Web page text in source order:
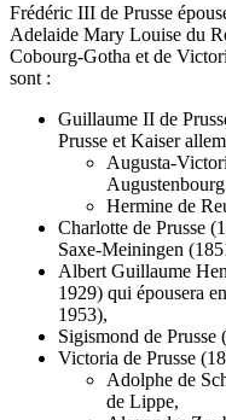
Frédéric III de Prusse
Adelaide Mary Louise du
Cobourg-Gotha et de
sont :
Guillaume II de
Prusse et Kaiser
Augusta-
Hermine de
Charlotte de Prusse
Saxe-Meiningen
Albert Guillaume
1929) qui épousera
1953),
Sigismond de Prusse
Victoria de Prusse
Adolphe de
de Lippe,